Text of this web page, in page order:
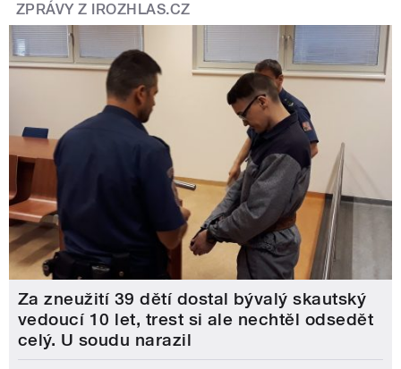
ZPRÁVY Z IROZHLAS.CZ
Za zneužití 39 dětí dostal bývalý skautský
vedoucí 10 let, trest si ale nechtěl odsedět
celý. U soudu narazil